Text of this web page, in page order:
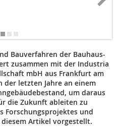
Bauverfahren der Bauhaus-
zusammen mit der Industria
mbH aus Frankfurt am
der letzten Jahre an einem
um daraus
die Zukunft ableiten zu
Forschungsprojektes und
Artikel vorgestellt.